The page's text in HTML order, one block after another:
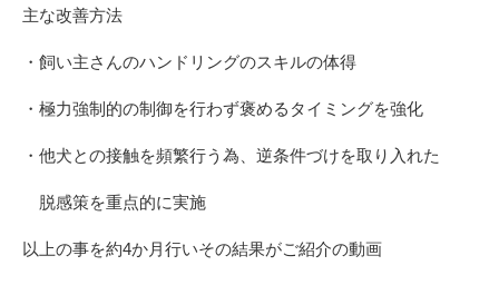
主な改善方法
・飼い主さんのハンドリングのスキルの体得
・極力強制的の制御を行わず褒めるタイミングを強化
・他犬との接触を頻繁行う為、逆条件づけを取り入れた
脱感策を重点的に実施
以上の事を約4か月行いその結果がご紹介の動画